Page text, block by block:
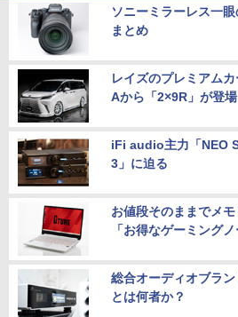
ソニーミラーレス一
まとめ
レイズのプレミアム
Aから「2×9R」が登場
iFi audio主力「NEO
3」に迫る
お値段そのままでメ
「お得なゲーミングノ
総合オーディオブラ
とは何者か？